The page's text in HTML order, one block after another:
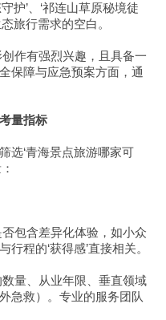
护’、‘祁连山草原秘境徒
旅行需求的空白。
作有强烈兴趣，且具备一
保障与应急预案方面，通
量指标
选‘青海景点旅游哪家可
包含差异化体验，如小众
程的‘获得感’直接相关。
量、从业年限、垂直领域
急救）。专业的服务团队